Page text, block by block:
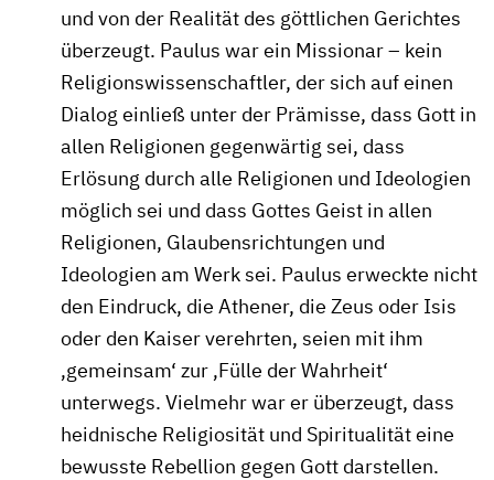
und von der Realität des göttlichen Gerichtes
überzeugt. Paulus war ein Missionar – kein
Religionswissenschaftler, der sich auf einen
Dialog einließ unter der Prämisse, dass Gott in
allen Religionen gegenwärtig sei, dass
Erlösung durch alle Religionen und Ideologien
möglich sei und dass Gottes Geist in allen
Religionen, Glaubensrichtungen und
Ideologien am Werk sei. Paulus erweckte nicht
den Eindruck, die Athener, die Zeus oder Isis
oder den Kaiser verehrten, seien mit ihm
‚gemeinsam‘ zur ‚Fülle der Wahrheit‘
unterwegs. Vielmehr war er überzeugt, dass
heidnische Religiosität und Spiritualität eine
bewusste Rebellion gegen Gott darstellen.